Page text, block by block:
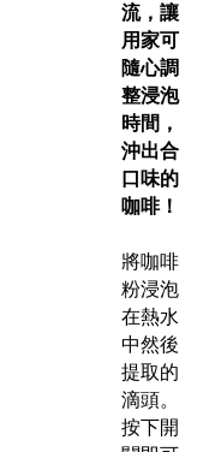
流，讓
用家可
隨心調
整浸泡
時間，
沖出合
口味的
咖啡！
將咖啡
粉浸泡
在熱水
中然後
提取的
滴頭。
按下開